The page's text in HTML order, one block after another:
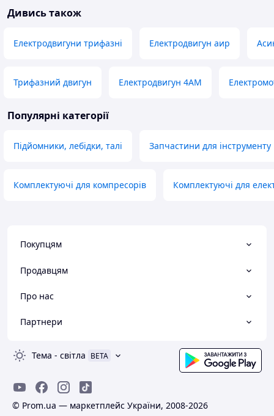
Дивись також
Електродвигуни трифазні Електродвигун аир
Трифазний двигун Електродвигун 4АМ
Популярні категорії
Підйомники, лебідки, талі Запчастини для інструменту
Комплектуючі для компресорів Комплектуючі для
Покупцям
Продавцям
Про нас
Партнери
Тема - світла BETA
© Prom.ua — маркетплейс України, 2008-2026